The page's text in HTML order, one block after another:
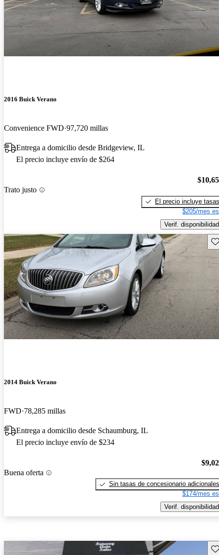
2016 Buick Verano
Convenience FWD 97,720 millas
Entrega a domicilio desde Bridgeview, IL
El precio incluye envío de $264
Trato justo
El precio incluye tasas
$205/mes
Verif. disponibilidad
2014 Buick Verano
FWD 78,285 millas
Entrega a domicilio desde Schaumburg, IL
El precio incluye envío de $234
Buena oferta
Sin tasas de concesionario adicionales
$174/mes
Verif. disponibilidad